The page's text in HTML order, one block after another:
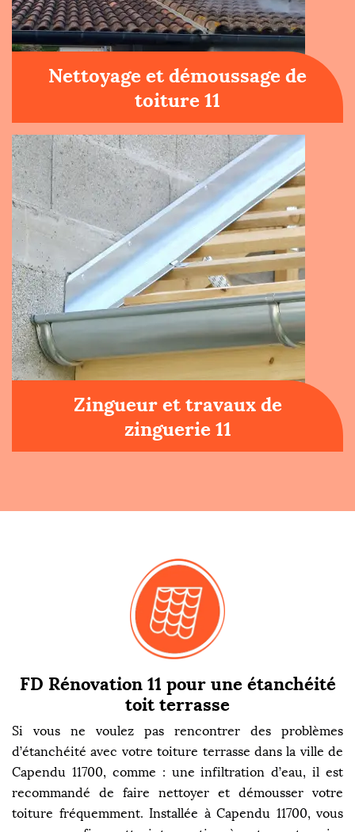
Nettoyage et démoussage de
toiture 11
Zingueur et travaux de
zinguerie 11
FD Rénovation 11 pour une étanchéité
toit terrasse
Si vous ne voulez pas rencontrer des problèmes
d’étanchéité avec votre toiture terrasse dans la ville de
Capendu 11700, comme : une infiltration d’eau, il est
recommandé de faire nettoyer et démousser votre
toiture fréquemment. Installée à Capendu 11700, vous